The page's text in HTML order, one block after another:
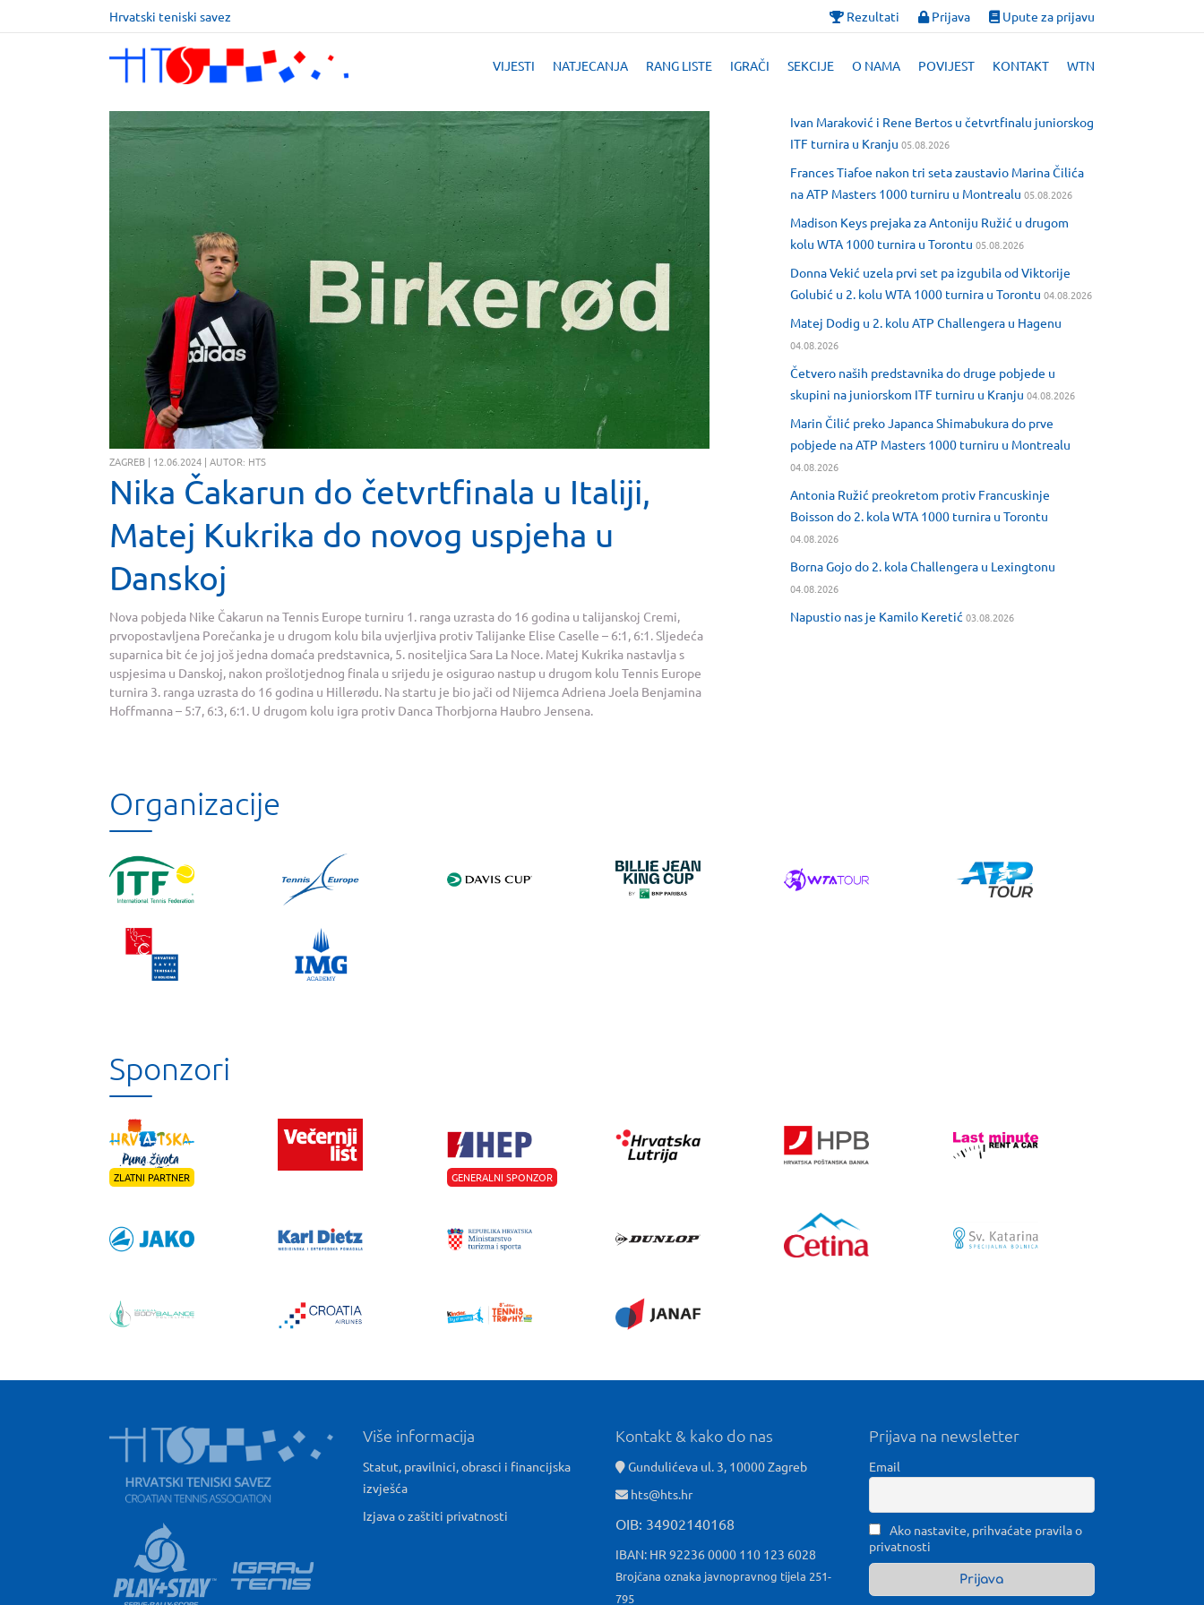
Hrvatski teniski savez Rezultati Prijava Upute za prijavu
VIJESTI NATJECANJA RANG LISTE IGRAČI SEKCIJE O NAMA POVIJEST KONTAKT WTN
ZAGREB | 12.06.2024 | AUTOR: HTS
Nika Čakarun do četvrtfinala u Italiji,
Matej Kukrika do novog uspjeha u
Danskoj
Nova pobjeda Nike Čakarun na Tennis Europe turniru 1. ranga uzrasta do 16 godina u talijanskoj Cremi,
prvopostavljena Porečanka je u drugom kolu bila uvjerljiva protiv Talijanke Elise Caselle – 6:1, 6:1. Sljedeća
suparnica bit će joj još jedna domaća predstavnica, 5. nositeljica Sara La Noce. Matej Kukrika nastavlja s
uspjesima u Danskoj, nakon prošlotjednog finala u srijedu je osigurao nastup u drugom kolu Tennis Europe
turnira 3. ranga uzrasta do 16 godina u Hillerødu. Na startu je bio jači od Nijemca Adriena Joela Benjamina
Hoffmanna – 5:7, 6:3, 6:1. U drugom kolu igra protiv Danca Thorbjorna Haubro Jensena.
Ivan Maraković i Rene Bertos u četvrtfinalu juniorskog
ITF turnira u Kranju 05.08.2026
Frances Tiafoe nakon tri seta zaustavio Marina Čilića
na ATP Masters 1000 turniru u Montrealu 05.08.2026
Madison Keys prejaka za Antoniju Ružić u drugom
kolu WTA 1000 turnira u Torontu 05.08.2026
Donna Vekić uzela prvi set pa izgubila od Viktorije
Golubić u 2. kolu WTA 1000 turnira u Torontu 04.08.2026
Matej Dodig u 2. kolu ATP Challengera u Hagenu
04.08.2026
Četvero naših predstavnika do druge pobjede u
skupini na juniorskom ITF turniru u Kranju 04.08.2026
Marin Čilić preko Japanca Shimabukura do prve
pobjede na ATP Masters 1000 turniru u Montrealu
04.08.2026
Antonia Ružić preokretom protiv Francuskinje
Boisson do 2. kola WTA 1000 turnira u Torontu
04.08.2026
Borna Gojo do 2. kola Challengera u Lexingtonu
04.08.2026
Napustio nas je Kamilo Keretić 03.08.2026
Organizacije
Sponzori
ZLATNI PARTNER GENERALNI SPONZOR
Više informacija
Statut, pravilnici, obrasci i financijska
izvješća
Izjava o zaštiti privatnosti
Kontakt & kako do nas
Gundulićeva ul. 3, 10000 Zagreb
hts@hts.hr
OIB: 34902140168
IBAN: HR 92236 0000 110 123 6028
Brojčana oznaka javnopravnog tijela 251-
795
Prijava na newsletter
Email
Ako nastavite, prihvaćate pravila o
privatnosti